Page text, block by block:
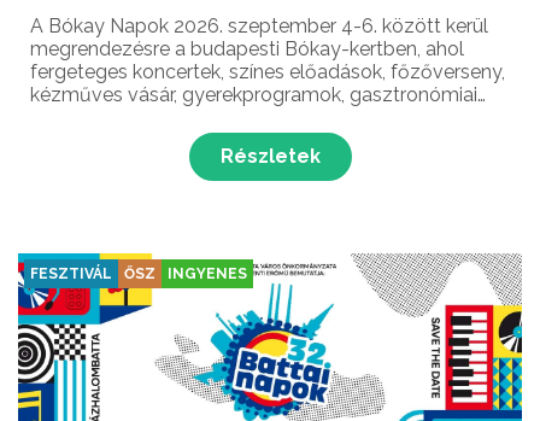
A Bókay Napok 2026. szeptember 4-6. között kerül
megrendezésre a budapesti Bókay-kertben, ahol
fergeteges koncertek, színes előadások, főzőverseny,
kézműves vásár, gyerekprogramok, gasztronómiai
látogatókat Pestszentimre és Pestszentlőrinc
legnagyobb rendezv...Részletek
FESZTIVÁL ŐSZ INGYENES